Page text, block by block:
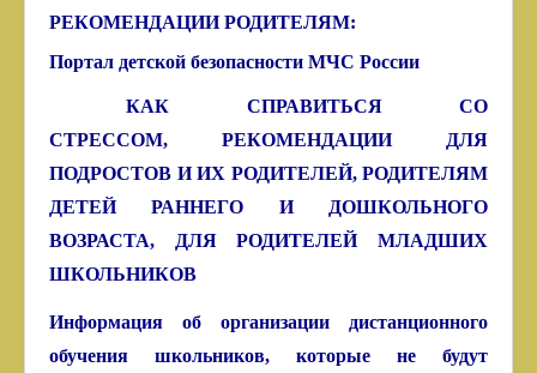
РЕКОМЕНДАЦИИ РОДИТЕЛЯМ:
Портал детской безопасности МЧС России
КАК СПРАВИТЬСЯ СО
СТРЕССОМ, РЕКОМЕНДАЦИИ ДЛЯ
ПОДРОСТОВ И ИХ РОДИТЕЛЕЙ, РОДИТЕЛЯМ
ДЕТЕЙ РАННЕГО И ДОШКОЛЬНОГО
ВОЗРАСТА,
ДЛЯ РОДИТЕЛЕЙ МЛАДШИХ
ШКОЛЬНИКОВ
Информация об организации дистанционного
обучения школьников, которые не будут